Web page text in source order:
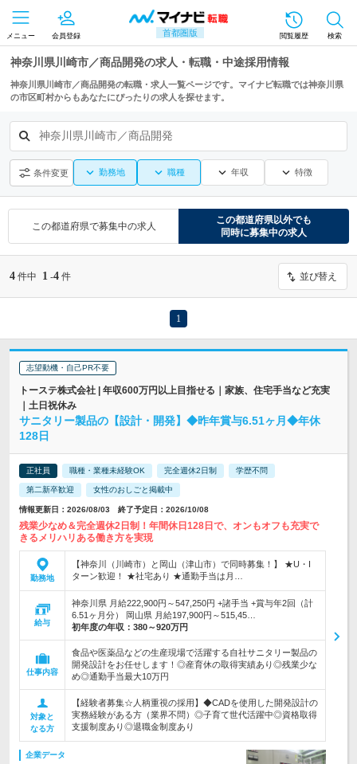
首都圏版
メニュー 会員登録 閲覧履歴 検索
神奈川県川崎市／商品開発の求人・転職・中途採用情報
神奈川県川崎市／商品開発の転職・求人一覧ページです。マイナビ転職では神奈川県
の市区町村からもあなたにぴったりの求人を探せます。
神奈川県川崎市／商品開発
条件変更 勤務地 職種 年収 特徴
この都道府県で募集中の求人
この都道府県以外でも
同時に募集中の求人
4 件中 1 -4 件 並び替え
1
志望動機・自己PR不要
トーステ株式会社 | 年収600万円以上目指せる｜家族、住宅手当など充実
｜土日祝休み
サニタリー製品の【設計・開発】◆昨年賞与6.51ヶ月◆年休
128日
正社員 職種・業種未経験OK 完全週休2日制 学歴不問
第二新卒歓迎 女性のおしごと掲載中
情報更新日：2026/08/03 終了予定日：2026/10/08
残業少なめ＆完全週休2日制！年間休日128日で、オンもオフも充実で
きるメリハリある働き方を実現
勤務地
【神奈川（川崎市）と岡山（津山市）で同時募集！】 ★U・I
ターン歓迎！ ★社宅あり ★通勤手当は月…
給与
神奈川県 月給222,900円～547,250円 +諸手当 +賞与年2回（計
6.51ヶ月分） 岡山県 月給197,900円～515,45…
初年度の年収： 380～920万円
仕事内容
食品や医薬品などの生産現場で活躍する自社サニタリー製品の
開発設計をお任せします！◎産育休の取得実績あり◎残業少な
め◎通勤手当最大10万円
対象と
なる方
【経験者募集☆人柄重視の採用】◆CADを使用した開発設計の
実務経験がある方（業界不問）◎子育て世代活躍中◎資格取得
支援制度あり◎退職金制度あり
企業データ